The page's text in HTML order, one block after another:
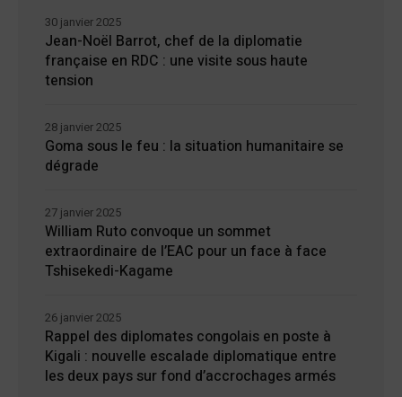
Jean-Noël Barrot, chef de la diplomatie
française en RDC : une visite sous haute
tension
30 janvier 2025
Goma sous le feu : la situation humanitaire se
dégrade
28 janvier 2025
William Ruto convoque un sommet
extraordinaire de l’EAC pour un face à face
Tshisekedi-Kagame
27 janvier 2025
Rappel des diplomates congolais en poste à
Kigali : nouvelle escalade diplomatique entre
les deux pays sur fond d’accrochages armés
26 janvier 2025